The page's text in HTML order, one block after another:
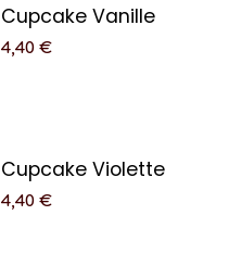
Cupcake Vanille
4,40€
Cupcake Violette
4,40€